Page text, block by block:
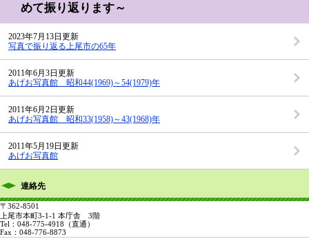
めて振り返ります～
2023年7月13日更新
写真で振り返る上尾市の65年
2011年6月3日更新
あげお写真館 昭和44(1969)～54(1979)年
2011年6月2日更新
あげお写真館 昭和33(1958)～43(1968)年
2011年5月19日更新
あげお写真館
連絡先
〒362-8501
上尾市本町3-1-1 本庁舎 3階
Tel：048-775-4918 （直通）
Fax：048-776-8873